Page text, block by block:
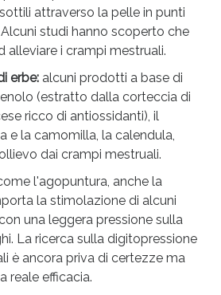
attraverso la pelle in punti
studi hanno scoperto che
alleviare i crampi mestruali.
erbe: alcuni prodotti a base di
(estratto dalla corteccia di
ricco di antiossidanti), il
e la camomilla, la calendula,
dai crampi mestruali.
l'agopuntura, anche la
la stimolazione di alcuni
una leggera pressione sulla
La ricerca sulla digitopressione
è ancora priva di certezze ma
reale efficacia.